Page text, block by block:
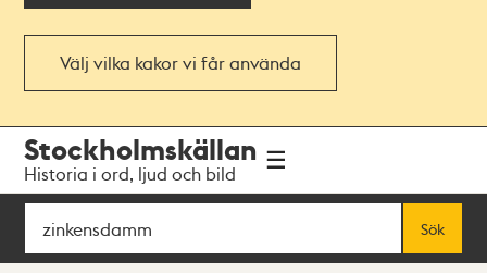
Välj vilka kakor vi får använda
navigationen
huvudinnehållet
Stockholmskällan
Historia i ord, ljud och bild
Sök
Sök